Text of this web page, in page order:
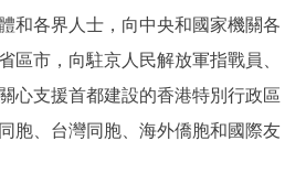
和各界人士，向中央和國家機關各
區市，向駐京人民解放軍指戰員、
心支援首都建設的香港特別行政區
胞、台灣同胞、海外僑胞和國際友